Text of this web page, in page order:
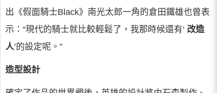
出《假面騎士Black》南光太郎一角的倉田鐵雄也曾表
示：“現代的騎士就比較輕鬆了，我那時候還有‘ 改造
人’的設定呢。”
造型設計